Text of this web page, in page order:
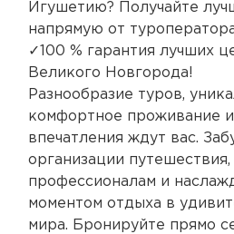
Игушетию? Получайте
напрямую от
✓100 % гарантия лучших
Великого Новгорода!
Разнообразие туров,
комфортное проживание
впечатления ждут вас.
организации
профессионалам и
моментом отдыха в
мира. Бронируйте прямо